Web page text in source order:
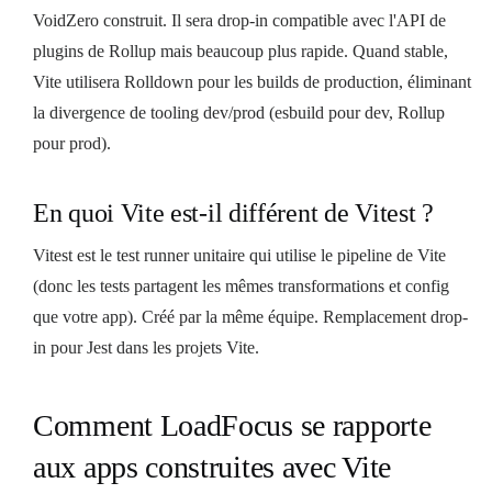
VoidZero construit. Il sera drop-in compatible avec l'API de
plugins de Rollup mais beaucoup plus rapide. Quand stable,
Vite utilisera Rolldown pour les builds de production, éliminant
la divergence de tooling dev/prod (esbuild pour dev, Rollup
pour prod).
En quoi Vite est-il différent de Vitest ?
Vitest est le test runner unitaire qui utilise le pipeline de Vite
(donc les tests partagent les mêmes transformations et config
que votre app). Créé par la même équipe. Remplacement drop-
in pour Jest dans les projets Vite.
Comment LoadFocus se rapporte
aux apps construites avec Vite